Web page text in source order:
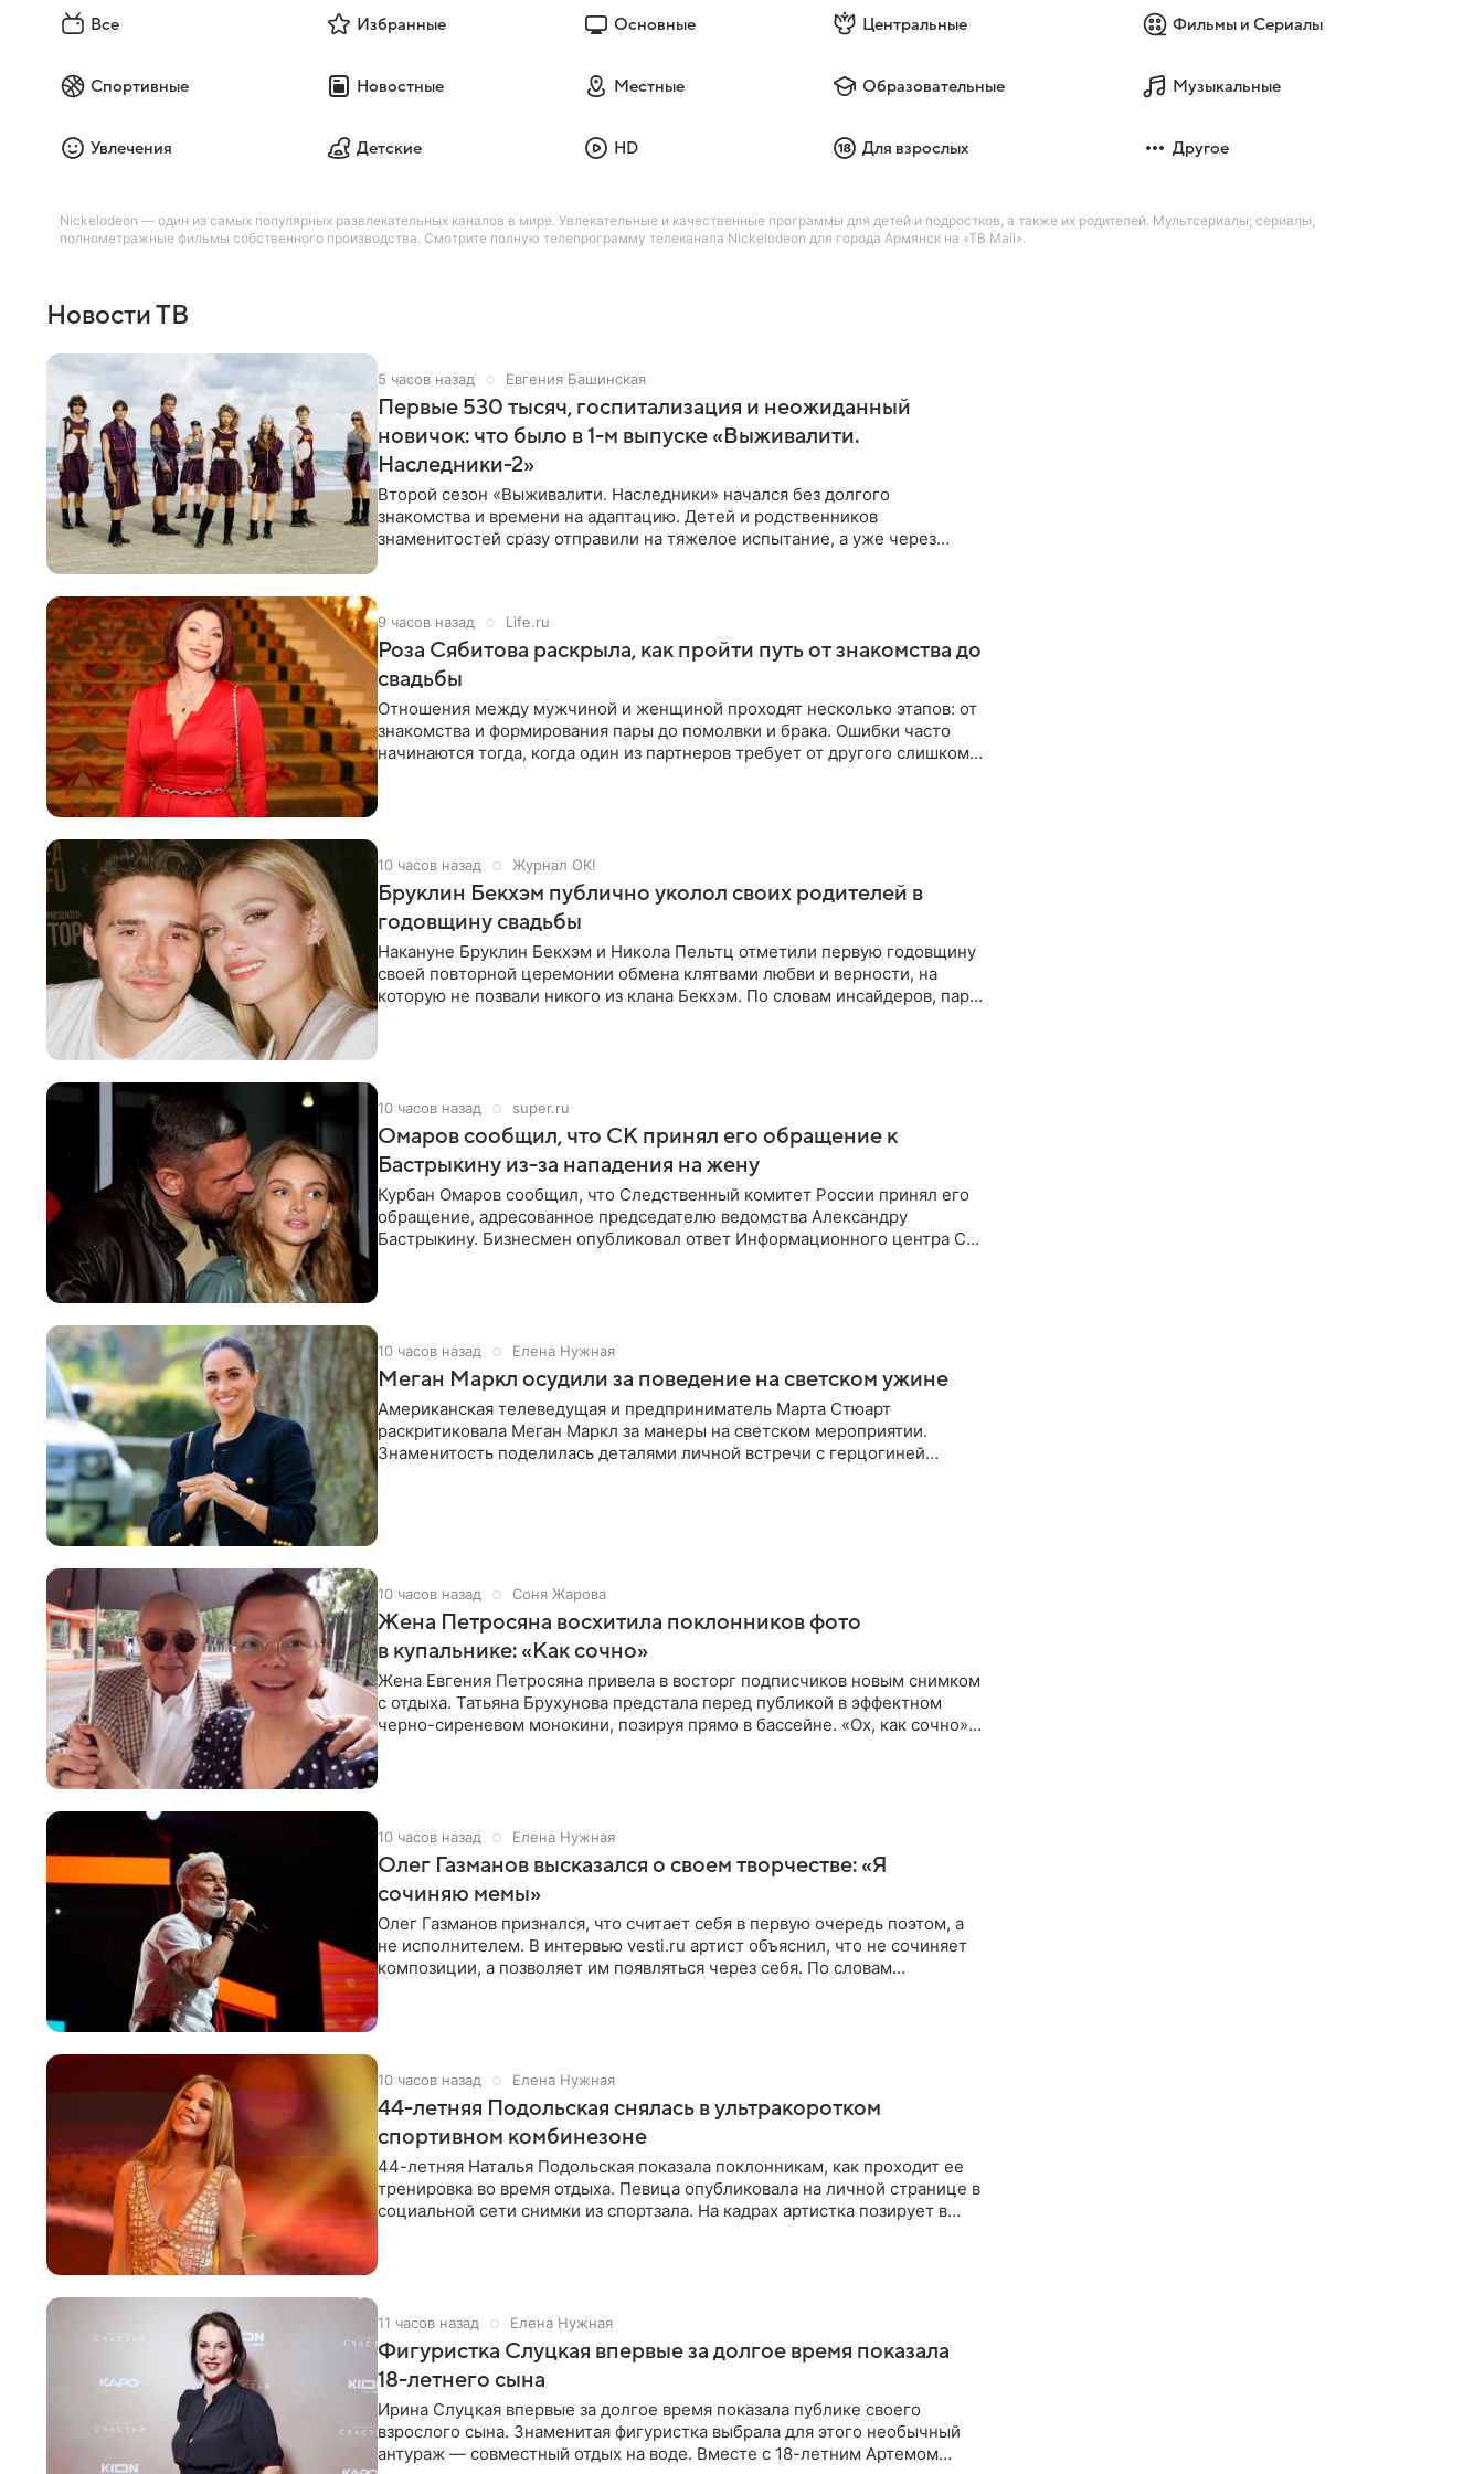
Все Избранные Основные Центральные Фильмы и Сериалы
Спортивные Новостные Местные Образовательные Музыкальные
Увлечения Детские HD Для взрослых Другое
Nickelodeon — один из самых популярных развлекательных каналов в мире. Увлекательные и качественные программы для детей и подростков, а также их родителей. Мультсериалы, сериалы,
полнометражные фильмы собственного производства. Смотрите полную телепрограмму телеканала Nickelodeon для города Армянск на «ТВ Mail».
Новости ТВ
5 часов назад Евгения Башинская
Первые 530 тысяч, госпитализация и неожиданный
новичок: что было в 1-м выпуске «Выживалити.
Наследники-2»
Второй сезон «Выживалити. Наследники» начался без долгого
знакомства и времени на адаптацию. Детей и родственников
знаменитостей сразу отправили на тяжелое испытание, а уже через
9 часов назад Life.ru
Роза Сябитова раскрыла, как пройти путь от знакомства до
свадьбы
Отношения между мужчиной и женщиной проходят несколько этапов: от
знакомства и формирования пары до помолвки и брака. Ошибки часто
начинаются тогда, когда один из партнеров требует от другого слишком
10 часов назад Журнал OK!
Бруклин Бекхэм публично уколол своих родителей в
годовщину свадьбы
Накануне Бруклин Бекхэм и Никола Пельтц отметили первую годовщину
своей повторной церемонии обмена клятвами любви и верности, на
которую не позвали никого из клана Бекхэм. По словам инсайдеров, пара
10 часов назад super.ru
Омаров сообщил, что СК принял его обращение к
Бастрыкину из-за нападения на жену
Курбан Омаров сообщил, что Следственный комитет России принял его
обращение, адресованное председателю ведомства Александру
Бастрыкину. Бизнесмен опубликовал ответ Информационного центра СК
10 часов назад Елена Нужная
Меган Маркл осудили за поведение на светском ужине
Американская телеведущая и предприниматель Марта Стюарт
раскритиковала Меган Маркл за манеры на светском мероприятии.
Знаменитость поделилась деталями личной встречи с герцогиней
10 часов назад Соня Жарова
Жена Петросяна восхитила поклонников фото
в купальнике: «Как сочно»
Жена Евгения Петросяна привела в восторг подписчиков новым снимком
с отдыха. Татьяна Брухунова предстала перед публикой в эффектном
черно-сиреневом монокини, позируя прямо в бассейне. «Ох, как сочно»,
10 часов назад Елена Нужная
Олег Газманов высказался о своем творчестве: «Я
сочиняю мемы»
Олег Газманов признался, что считает себя в первую очередь поэтом, а
не исполнителем. В интервью vesti.ru артист объяснил, что не сочиняет
композиции, а позволяет им появляться через себя. По словам
10 часов назад Елена Нужная
44-летняя Подольская снялась в ультракоротком
спортивном комбинезоне
44-летняя Наталья Подольская показала поклонникам, как проходит ее
тренировка во время отдыха. Певица опубликовала на личной странице в
социальной сети снимки из спортзала. На кадрах артистка позирует в
11 часов назад Елена Нужная
Фигуристка Слуцкая впервые за долгое время показала
18-летнего сына
Ирина Слуцкая впервые за долгое время показала публике своего
взрослого сына. Знаменитая фигуристка выбрала для этого необычный
антураж — совместный отдых на воде. Вместе с 18-летним Артемом